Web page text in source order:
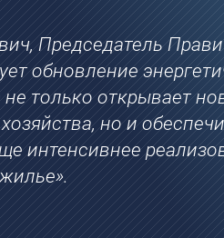
Председатель
обновление
не только открывает
но и
интенсивнее